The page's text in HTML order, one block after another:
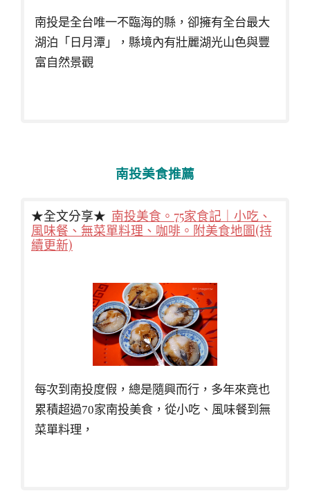
南投是全台唯一不臨海的縣，卻擁有全台最大
湖泊「日月潭」，縣境內有壯麗湖光山色與豐
富自然景觀
南投美食推薦
★全文分享★ 南投美食。75家食記｜小吃、
風味餐、無菜單料理、咖啡。附美食地圖(持
續更新)
每次到南投度假，總是隨興而行，多年來竟也
累積超過70家南投美食，從小吃、風味餐到無
菜單料理，